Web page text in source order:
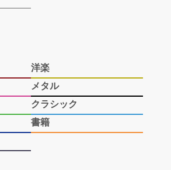
洋楽
メタル
クラシック
書籍